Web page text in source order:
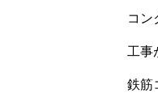
コン
工事
鉄筋